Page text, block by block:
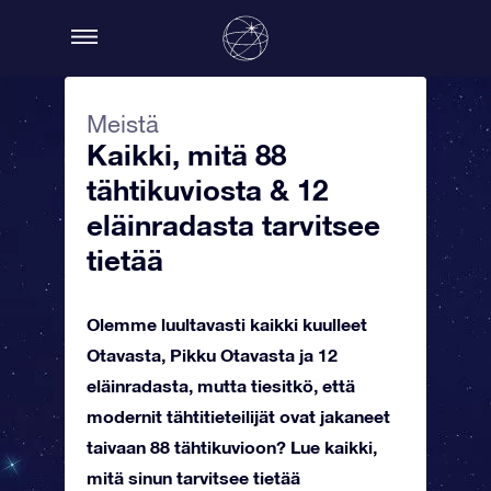
Meistä
Kaikki, mitä 88
tähtikuviosta & 12
eläinradasta tarvitsee
tietää
Olemme luultavasti kaikki kuulleet
Otavasta, Pikku Otavasta ja 12
eläinradasta, mutta tiesitkö, että
modernit tähtitieteilijät ovat jakaneet
taivaan 88 tähtikuvioon? Lue kaikki,
mitä sinun tarvitsee tietää